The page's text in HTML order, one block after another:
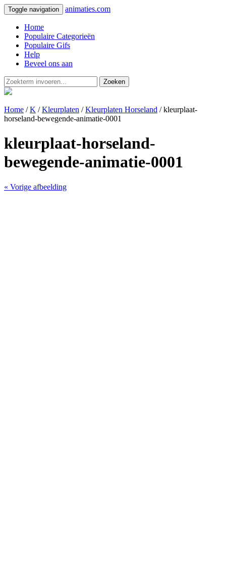
Toggle navigation animaties.com
Home
Populaire Categorieën
Populaire Gifs
Help
Beveel ons aan
Zoeken
Home /K /Kleurplaten /Kleurplaten Horseland / kleurplaat-
horseland-bewegende-animatie-0001
kleurplaat-horseland-
bewegende-animatie-0001
« Vorige afbeelding